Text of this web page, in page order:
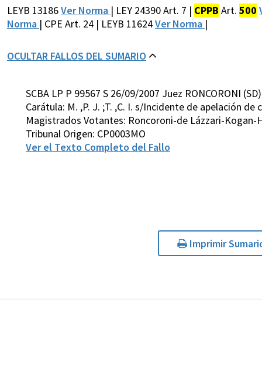
LEYB 13186Ver Norma | LEY 24390 Art. 7 | CPPB Art. 500
Norma | CPE Art. 24 | LEYB 11624Ver Norma |
OCULTAR FALLOS DEL SUMARIO
SCBA LP P 99567 S 26/09/2007 Juez RONCORONI (SD)
Carátula: M. ,P. J. ;T. ,C. I. s/Incidente de apelación de
Magistrados Votantes: Roncoroni-de Lázzari-Kogan-
Tribunal Origen: CP0003MO
Ver el Texto Completo del Fallo
Imprimir